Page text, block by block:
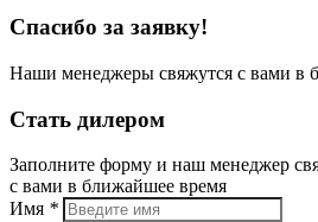
Спасибо за заявку!
Наши менеджеры свяжутся с вами в
Стать дилером
Заполните форму и наш менеджер
с вами в ближайшее время
Имя *